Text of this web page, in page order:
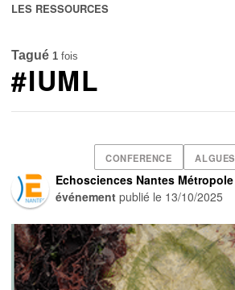
LES RESSOURCES
Tagué 1 fois
#IUML
CONFERENCE ALGUES
Echosciences Nantes Métropole
événement publié le 13/10/2025